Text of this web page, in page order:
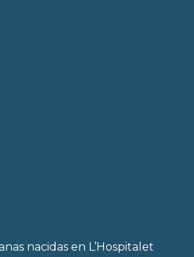
nacidas en L’Hospitalet